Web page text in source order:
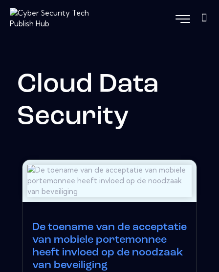
Cloud Data
Security
De toename van de acceptatie
van mobiele portemonnee
heeft invloed op de noodzaak
van beveiliging